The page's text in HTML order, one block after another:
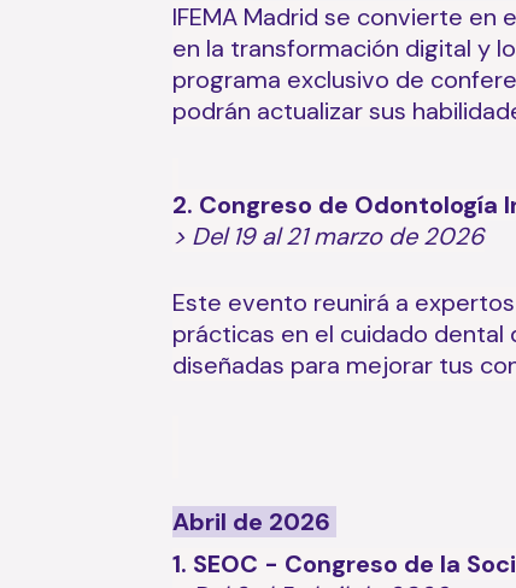
IFEMA Madrid se convierte
en la transformación digital y
programa exclusivo de
podrán actualizar sus
2. Congreso de Odontología
> Del 19 al 21 marzo de 2026
Este evento reunirá a
prácticas en el cuidado dental
diseñadas para mejorar tus
Abril de 2026
1. SEOC - Congreso de la